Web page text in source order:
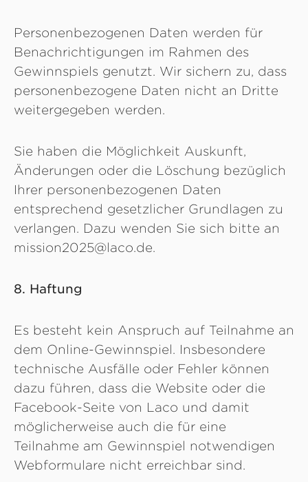
Personenbezogenen Daten werden für
Benachrichtigungen im Rahmen des
Gewinnspiels genutzt. Wir sichern zu, dass
personenbezogene Daten nicht an Dritte
weitergegeben werden.
Sie haben die Möglichkeit Auskunft,
Änderungen oder die Löschung bezüglich
Ihrer personenbezogenen Daten
entsprechend gesetzlicher Grundlagen zu
verlangen. Dazu wenden Sie sich bitte an
mission2025@laco.de.
8. Haftung
Es besteht kein Anspruch auf Teilnahme an
dem Online-Gewinnspiel. Insbesondere
technische Ausfälle oder Fehler können
dazu führen, dass die Website oder die
Facebook-Seite von Laco und damit
möglicherweise auch die für eine
Teilnahme am Gewinnspiel notwendigen
Webformulare nicht erreichbar sind.